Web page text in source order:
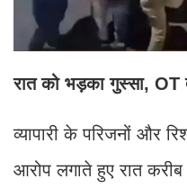
रात को भड़का गुस्सा,
व्यापारी के परिजनों और
आरोप लगाते हुए रात